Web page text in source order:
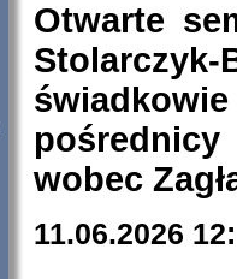
Otwarte
wobec
11.06.2026